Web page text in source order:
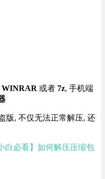
WINRAR 或者 7z, 手机端
版, 不仅无法正常解压, 还
白必看】如何解压压缩包